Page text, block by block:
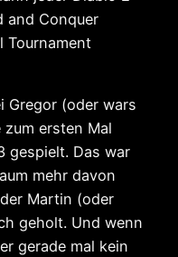
and Conquer
Tournament
Gregor (oder wars
ersten Mal
gespielt. Das war
mehr davon
Martin (oder
geholt. Und wenn
gerade mal kein